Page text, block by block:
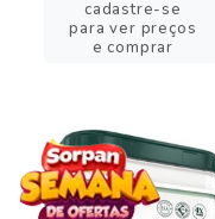
cadastre-se
para ver preços
e comprar